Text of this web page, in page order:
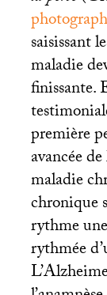
saisissant
maladie
finissante.
première
avancée
maladie
chronique
rythme
rythmée